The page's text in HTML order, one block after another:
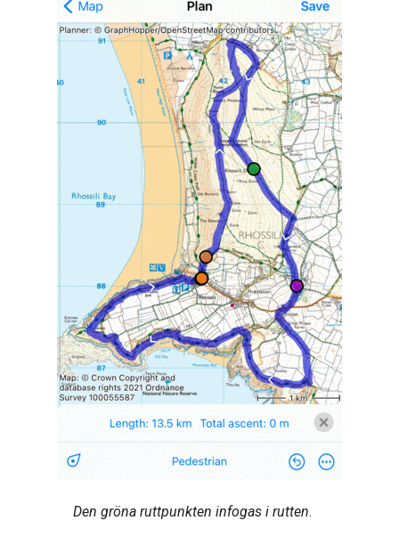
Den gröna ruttpunkten infogas i rutten.